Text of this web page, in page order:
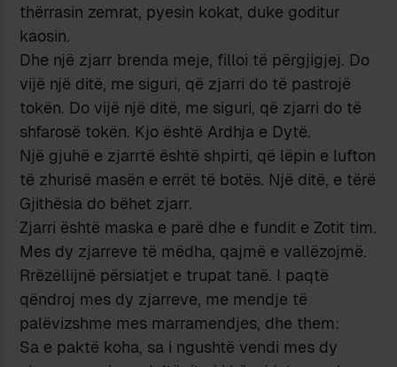
thërrasin zemrat, pyesin kokat, duke goditur
kaosin.
Dhe një zjarr brenda meje, filloi të përgjigjej. Do
vijë një ditë, me siguri, që zjarri do të pastrojë
tokën. Do vijë një ditë, me siguri, që zjarri do të
shfarosë tokën. Kjo është Ardhja e Dytë.
Një gjuhë e zjarrtë është shpirti, që lëpin e lufton
të zhurisë masën e errët të botës. Një ditë, e tërë
Gjithësia do bëhet zjarr.
Zjarri është maska e parë dhe e fundit e Zotit tim.
Mes dy zjarreve të mëdha, qajmë e vallëzojmë.
Rrëzëllijnë përsiatjet e trupat tanë. I paqtë
qëndroj mes dy zjarreve, me mendje të
palëvizshme mes marramendjes, dhe them:
Sa e paktë koha, sa i ngushtë vendi mes dy